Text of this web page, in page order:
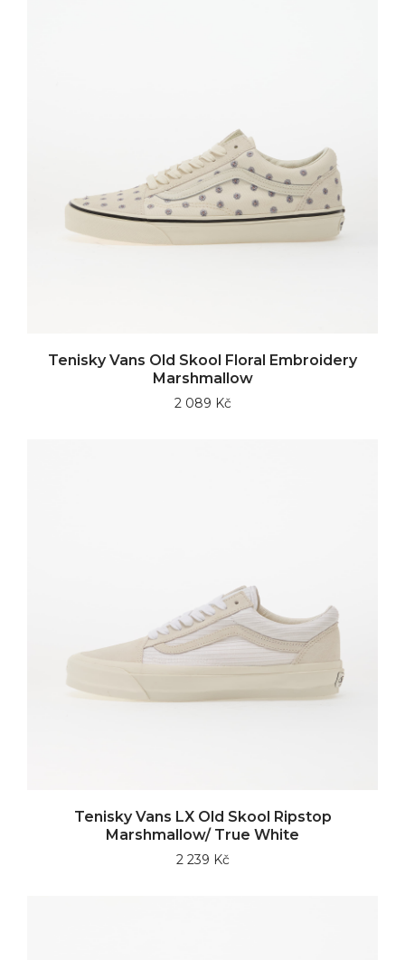
Tenisky Vans Old Skool Floral Embroidery
Marshmallow
2 089 Kč
Tenisky Vans LX Old Skool Ripstop
Marshmallow/ True White
2 239 Kč